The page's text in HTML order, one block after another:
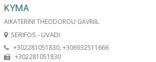
KYMA
AIKATERINI THEODOROU GAVRIIL
SERIFOS - LIVADI
+302281051830, +306932511666
+302281051830